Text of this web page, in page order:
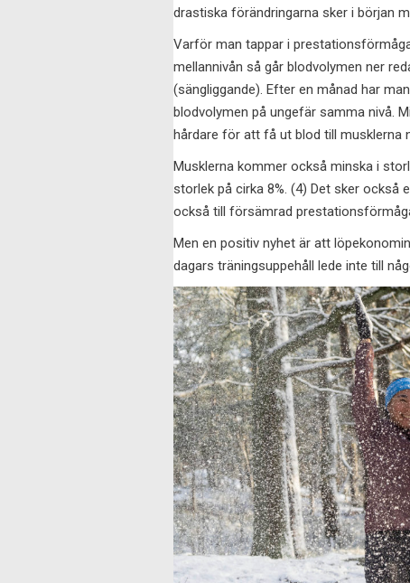
drastiska förändringarna sker i början
Varför man tappar i
mellannivån så går blodvolymen ner
(sängliggande). Efter en månad har
blodvolymen på ungefär samma nivå.
hårdare för att få ut blod till musklerna
Musklerna kommer också minska i
storlek på cirka 8%. (4) Det sker också
också till försämrad
Men en positiv nyhet är att
dagars träningsuppehåll lede inte till